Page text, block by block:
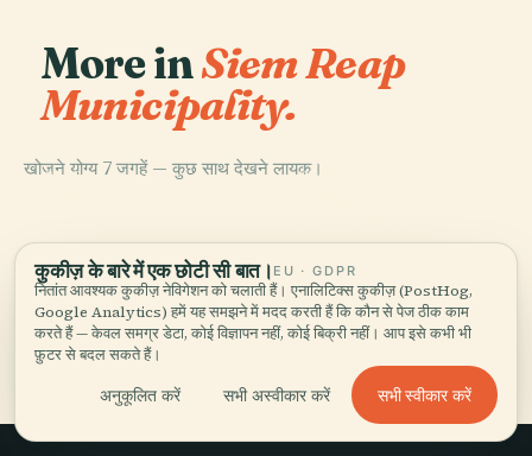
More inSiem Reap
Municipality.
खोजने योग्य 7 जगहें — कुछ साथ देखने लायक।
PLACE PLACE
Siem Reap Municipality की सभी 7 जगहें
कुकीज़ के बारे में एक छोटी सी बात। EU · GDPR
नितांत आवश्यक कुकीज़ नेविगेशन को चलाती हैं। एनालिटिक्स कुकीज़ (PostHog,
Google Analytics) हमें यह समझने में मदद करती हैं कि कौन से पेज ठीक काम
करते हैं — केवल समग्र डेटा, कोई विज्ञापन नहीं, कोई बिक्री नहीं। आप इसे कभी भी
फ़ुटर से बदल सकते हैं।
अनुकूलित करें सभी अस्वीकार करें सभी स्वीकार करें